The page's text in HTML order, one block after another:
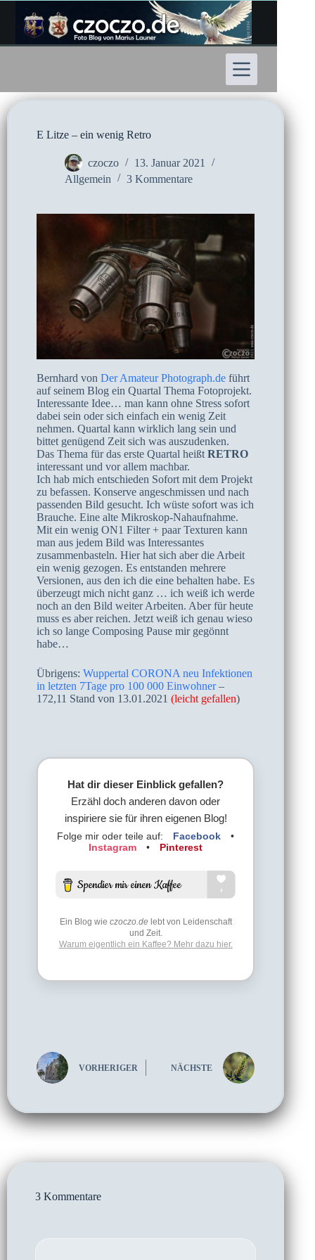
Inhalt
springen
E Litze – ein wenig Retro
czoczo
13. Januar 2021
Allgemein
3 Kommentare
Bernhard von Der Amateur Photograph.de führt
auf seinem Blog ein Quartal Thema Fotoprojekt.
Interessante Idee… man kann ohne Stress sofort
dabei sein oder sich einfach ein wenig Zeit
nehmen. Quartal kann wirklich lang sein und
bittet genügend Zeit sich was auszudenken.
Das Thema für das erste Quartal heißt RETRO
interessant und vor allem machbar.
Ich hab mich entschieden Sofort mit dem Projekt
zu befassen. Konserve angeschmissen und nach
passenden Bild gesucht. Ich wüste sofort was ich
Brauche. Eine alte Mikroskop-Nahaufnahme.
Mit ein wenig ON1 Filter + paar Texturen kann
man aus jedem Bild was Interessantes
zusammenbasteln. Hier hat sich aber die Arbeit
ein wenig gezogen. Es entstanden mehrere
Versionen, aus den ich die eine behalten habe. Es
überzeugt mich nicht ganz … ich weiß ich werde
noch an den Bild weiter Arbeiten. Aber für heute
muss es aber reichen. Jetzt weiß ich genau wieso
ich so lange Composing Pause mir gegönnt
habe…
Übrigens: Wuppertal CORONA neu Infektionen
in letzten 7Tage pro 100 000 Einwohner–
172,11 Stand von 13.01.2021 (leicht gefallen)
Hat dir dieser Einblick gefallen?
Erzähl doch anderen davon oder
inspiriere sie für ihren eigenen Blog!
Folge mir oder teile auf: Facebook
•
Instagram
• Pinterest
Ein Blog wie czoczo.delebt von Leidenschaft
und Zeit.
Warum eigentlich ein Kaffee? Mehr dazu hier.
VORHERIGER NÄCHSTE
3 Kommentare